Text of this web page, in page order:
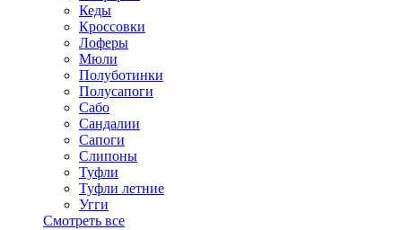
Кеды
Кроссовки
Лоферы
Мюли
Полуботинки
Полусапоги
Сабо
Сандалии
Сапоги
Слипоны
Туфли
Туфли летние
Угги
Смотреть все